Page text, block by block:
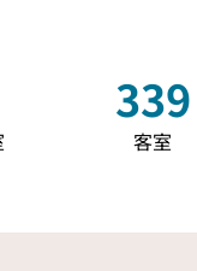
339
客室